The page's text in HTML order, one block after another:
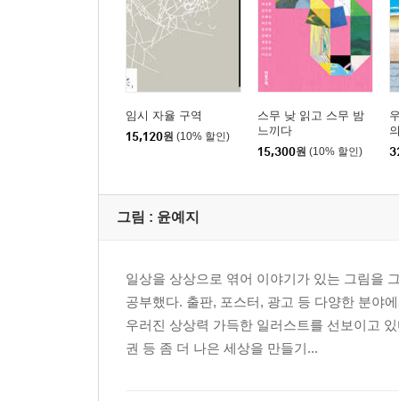
임시 자율 구역
15,120원 (10% 할인)
스무 낮 읽고 스무 밤
느끼다
15,300원 (10% 할인)
그림 : 윤예지
일상을 상상으로 엮어 이야기가 있는 그림을
공부했다. 출판, 포스터, 광고 등 다양한 분야
우러진 상상력 가득한 일러스트를 선보이고
권 등 좀 더 나은 세상을 만들기...